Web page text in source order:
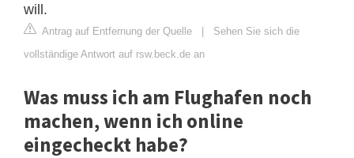
will.
Antrag auf Entfernung der Quelle | Sehen Sie sich die
vollständige Antwort auf rsw.beck.de an
Was muss ich am Flughafen noch
machen, wenn ich online
eingecheckt habe?